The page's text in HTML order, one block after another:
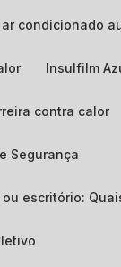
ar condicionado
Insulfilm
contra calor
Segurança
ou escritório: